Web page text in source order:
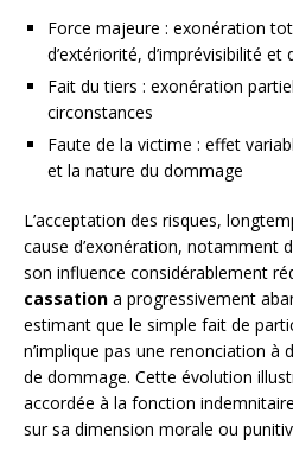
Force majeure : exonération
d’extériorité, d’imprévisibilité et
Fait du tiers : exonération
circonstances
Faute de la victime : effet
et la nature du dommage
L’acceptation des risques,
cause d’exonération, notamment
son influence considérablement
cassation a progressivement
estimant que le simple fait de
n’implique pas une renonciation à
de dommage. Cette évolution
accordée à la fonction
sur sa dimension morale ou